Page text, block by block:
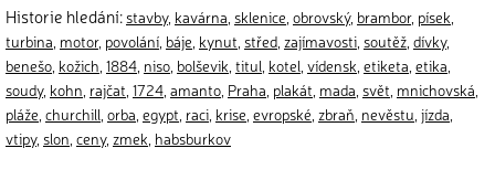
Historie hledání: stavby, kavárna sklenice obrovský, brambor, písek
turbina motor, povolání báje kynut střed zajímavosti soutěž dívky,
benešo kožich 1884 niso bolševik titul kotel vídensk etiketa etika
soudy, kohn rajčat 1724 amanto Praha plakát mada svět mnichovská
pláže churchill orba egypt raci krise evropské zbraň nevěstu jízda
vtipy, slon ceny, zmek habsburkov